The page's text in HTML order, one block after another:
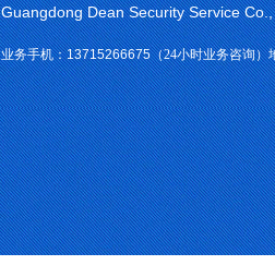
Guangdong Dean Security Service
业务手机：13715266675（24小时业务咨询）